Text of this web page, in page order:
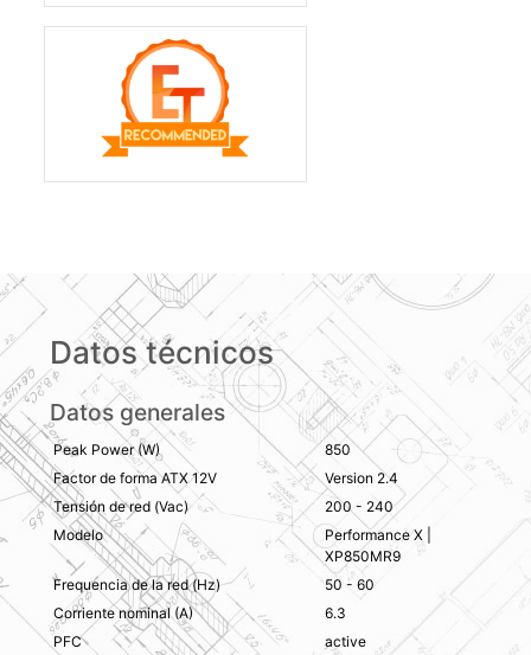
Datos técnicos
Datos generales
Peak Power (W)
850
Factor de forma ATX 12V
Version 2.4
Tensión de red (Vac)
200 - 240
Modelo
Performance X |
XP850MR9
Frequencia de la red (Hz)
50 - 60
Corriente nominal (A)
6.3
PFC
active